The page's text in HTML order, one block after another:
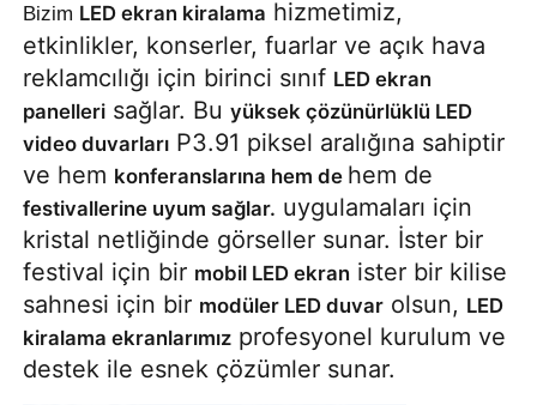
Ana Sayfa
Bizim LED ekran kiralama hizmetimiz,
etkinlikler, konserler, fuarlar ve açık hava
reklamcılığı için birinci sınıf LED ekran
panelleri sağlar. Buyüksek çözünürlüklü LED
video duvarları P3.91 piksel aralığına sahiptir
ve hem konferanslarına hem de hem de
festivallerine uyum sağlar. uygulamaları için
kristal netliğinde görseller sunar. İster bir
festival için bir mobil LED ekran ister bir kilise
sahnesi için bir modüler LED duvar olsun, LED
kiralama ekranlarımız profesyonel kurulum ve
destek ile esnek çözümler sunar.